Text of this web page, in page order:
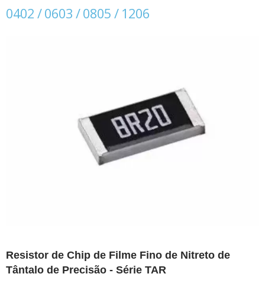
0402 / 0603 / 0805 / 1206
Resistor de Chip de Filme Fino de Nitreto de
Tântalo de Precisão - Série TAR